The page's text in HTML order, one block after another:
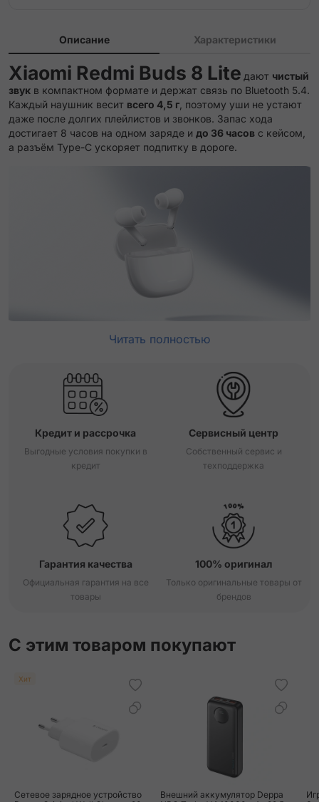
Описание Характеристики
Xiaomi Redmi Buds 8 Lite дают чистый
звук в компактном формате и держат связь по Bluetooth 5.4.
Каждый наушник весит всего 4,5 г , поэтому уши не устают
даже после долгих плейлистов и звонков. Запас хода
достигает 8 часов на одном заряде и до 36 часов с кейсом,
а разъём Type-C ускоряет подпитку в дороге.
Читать полностью
Кредит и рассрочка
Выгодные условия покупки в
кредит
Сервисный центр
Собственный сервис и
техподдержка
Гарантия качества
Официальная гарантия на все
товары
100% оригинал
Только оригинальные товары от
брендов
С этим товаром покупают
Хит
Сетевое зарядное устройство
Внешний аккумулятор Deppa